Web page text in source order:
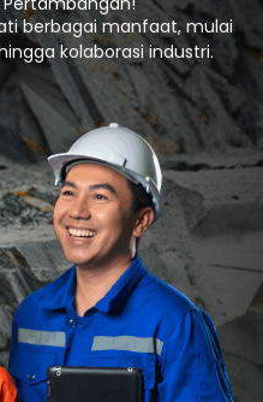
berbagai manfaat, mulai
kolaborasi industri.